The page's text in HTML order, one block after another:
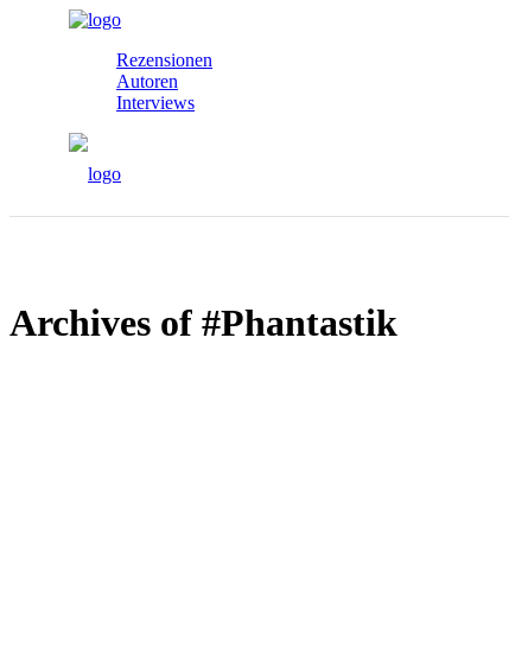
Rezensionen
Autoren
Interviews
Archives of #Phantastik